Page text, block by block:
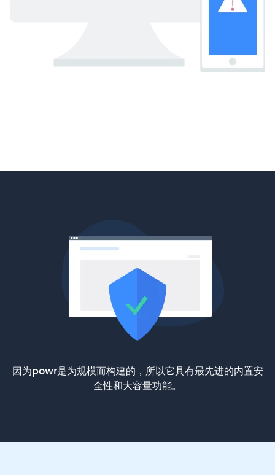
因为powr是为规模而构建的，所以它具有最先进的内置安
全性和大容量功能。